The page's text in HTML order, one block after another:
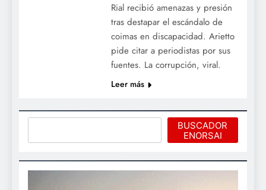
Rial recibió amenazas y presión
tras destapar el escándalo de
coimas en discapacidad. Arietto
pide citar a periodistas por sus
fuentes. La corrupción, viral.
Leer más
BUSCADOR
ENORSAI